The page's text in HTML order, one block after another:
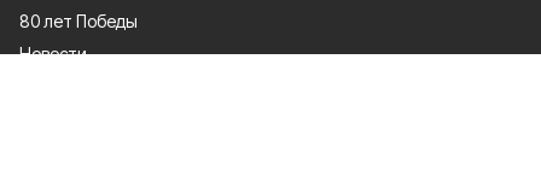
80 лет Победы
Новости